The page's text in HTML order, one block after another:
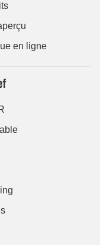
en ligne